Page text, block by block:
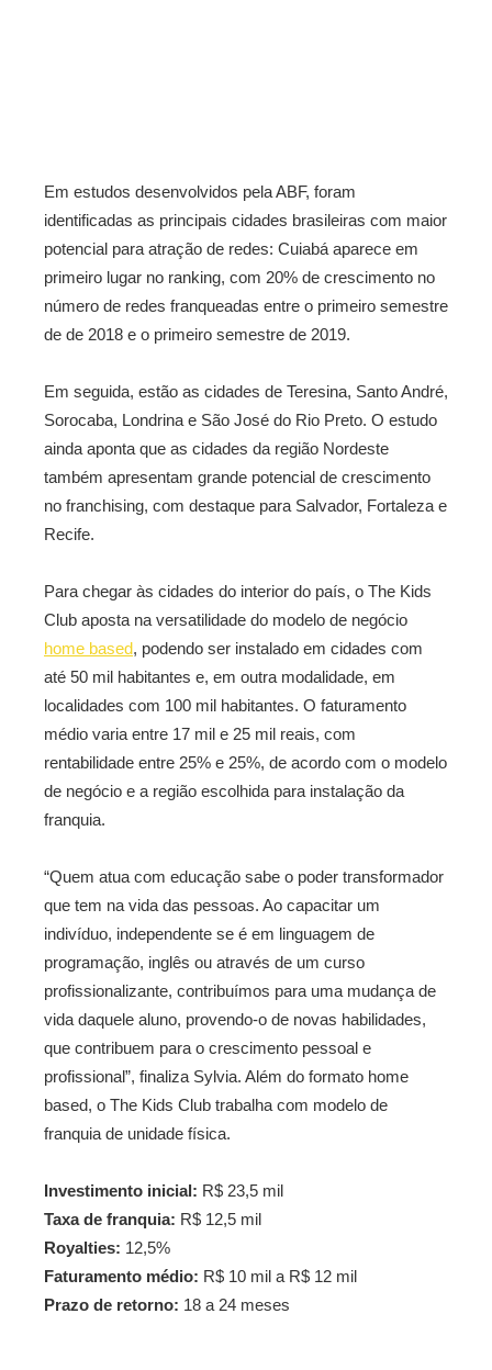
Em estudos desenvolvidos pela ABF, foram
identificadas as principais cidades brasileiras com maior
potencial para atração de redes: Cuiabá aparece em
primeiro lugar no ranking, com 20% de crescimento no
número de redes franqueadas entre o primeiro semestre
de de 2018 e o primeiro semestre de 2019.
Em seguida, estão as cidades de Teresina, Santo André,
Sorocaba, Londrina e São José do Rio Preto. O estudo
ainda aponta que as cidades da região Nordeste
também apresentam grande potencial de crescimento
no franchising, com destaque para Salvador, Fortaleza e
Recife.
Para chegar às cidades do interior do país, o The Kids
Club aposta na versatilidade do modelo de negócio
home based, podendo ser instalado em cidades com
até 50 mil habitantes e, em outra modalidade, em
localidades com 100 mil habitantes. O faturamento
médio varia entre 17 mil e 25 mil reais, com
rentabilidade entre 25% e 25%, de acordo com o modelo
de negócio e a região escolhida para instalação da
franquia.
“Quem atua com educação sabe o poder transformador
que tem na vida das pessoas. Ao capacitar um
indivíduo, independente se é em linguagem de
programação, inglês ou através de um curso
profissionalizante, contribuímos para uma mudança de
vida daquele aluno, provendo-o de novas habilidades,
que contribuem para o crescimento pessoal e
profissional”, finaliza Sylvia. Além do formato home
based, o The Kids Club trabalha com modelo de
franquia de unidade física.
Investimento inicial: R$ 23,5 mil
Taxa de franquia: R$ 12,5 mil
Royalties: 12,5%
Faturamento médio: R$ 10 mil a R$ 12 mil
Prazo de retorno: 18 a 24 meses